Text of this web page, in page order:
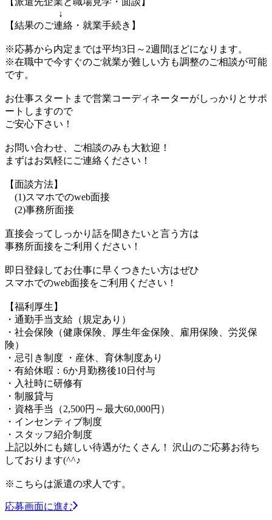
↓
【結果のご連絡・就業手続き】
※応募から内定までは平均3日～2週間ほどになります。
※在職中で今すぐのご就業が難しい方も調整のご相談が可能
です。
お仕事スタートまで営業コーディネーターがしっかりとサポ
ートしますので
ご安心下さい！
お問い合わせ、ご相談のみも大歓迎！
まずはお気軽にご連絡ください！
【面談方法】
(1)スマホでのweb面接
(2)事務所面接
直接会ってしっかり話を聞きたいと言う方は
事務所面接をご利用ください！
即日登録してお仕事に早くつきたい方はぜひ
スマホでのweb面接をご利用ください！
【福利厚生】
・通勤手当支給（規定あり）
・社会保険（健康保険、厚生年金保険、雇用保険、労災保
険）
・忌引き制度 ・産休、育休制度あり
・有給休暇：6か月勤務後10日付与
・入社時に研修有
・制服貸与
・資格手当（2,500円～最大60,000円）
・インセンティブ制度
・スタッフ紹介制度
上記以外にも嬉しい待遇がたくさん！ 沢山のご応募お待ち
しております(^^♪
※こちらは派遣の求人です。
応募画面に進む